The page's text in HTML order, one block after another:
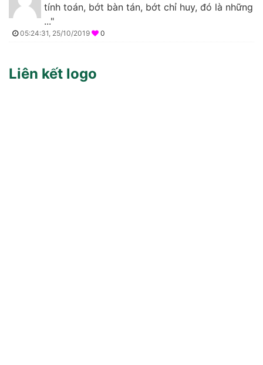
tính toán, bớt bàn tán, bớt chỉ huy, đó là những
..."
05:24:31, 25/10/2019 0
Liên kết logo